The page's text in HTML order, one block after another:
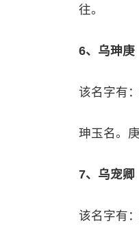
往。
6、乌珅庚
该名字有
珅玉名。
7、乌宠卿
该名字有